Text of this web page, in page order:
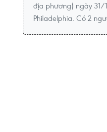
địa phương) ngày 31/
Philadelphia. Có 2